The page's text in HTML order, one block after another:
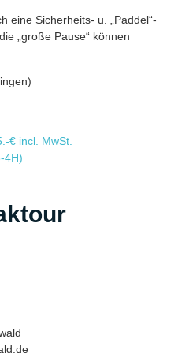
eine Sicherheits- u. „Paddel“-
„große Pause“ können
€ incl. MwSt.
4H)